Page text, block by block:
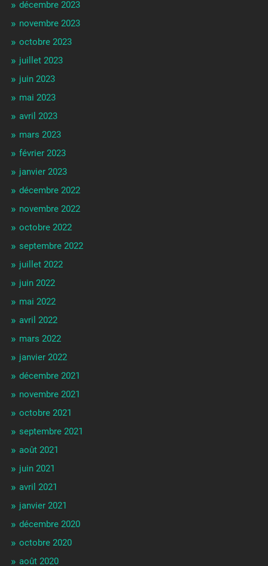
décembre 2023
novembre 2023
octobre 2023
juillet 2023
juin 2023
mai 2023
avril 2023
mars 2023
février 2023
janvier 2023
décembre 2022
novembre 2022
octobre 2022
septembre 2022
juillet 2022
juin 2022
mai 2022
avril 2022
mars 2022
janvier 2022
décembre 2021
novembre 2021
octobre 2021
septembre 2021
août 2021
juin 2021
avril 2021
janvier 2021
décembre 2020
octobre 2020
août 2020